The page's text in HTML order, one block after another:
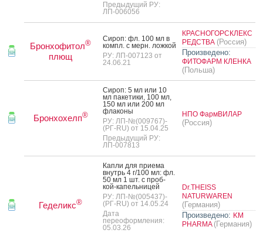
Предыдущий РУ:
ЛП-006056
Бронхофитол®
плющ
Си­роп: фл. 100 мл в
компл. с мерн. лож­кой
РУ: ЛП-007123 от
24.06.21
КРАСНОГОРСКЛЕКС
РЕДСТВА (Россия)
Произведено:
ФИТОФАРМ КЛЕНКА
(Польша)
Бронхохелп®
Си­роп: 5 мл или 10
мл па­кети­ки, 100 мл,
150 мл или 200 мл
фла­коны
РУ: ЛП-№(009767)-
(РГ-RU) от 15.04.25
Предыдущий РУ:
ЛП-007813
НПО ФармВИЛАР
(Россия)
Геделикс®
Кап­ли для при­ема
внутрь 4 г/100 мл: фл.
50 мл 1 шт. с проб­
кой-ка­пель­ни­цей
РУ: ЛП-№(005437)-
(РГ-RU) от 14.05.24
Дата
переоформления:
05.03.26
Dr.THEISS
NATURWAREN
(Германия)
Произведено: KM
PHARMA (Германия)